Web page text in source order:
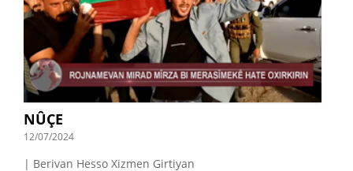
NÛÇE
12/07/2024
| Berivan Hesso Xizmen Girtiyan